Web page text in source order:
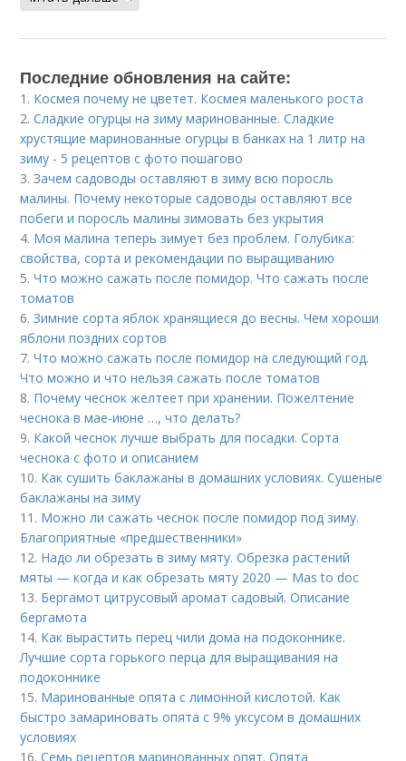
Последние обновления на сайте:
1. Космея почему не цветет. Космея маленького роста
2.Сладкие огурцы на зиму маринованные. Сладкие
хрустящие маринованные огурцы в банках на 1 литр на
зиму - 5 рецептов с фото пошагово
3.Зачем садоводы оставляют в зиму всю поросль
малины. Почему некоторые садоводы оставляют все
побеги и поросль малины зимовать без укрытия
4. Моя малина теперь зимует без проблем. Голубика:
свойства, сорта и рекомендации по выращиванию
5.Что можно сажать после помидор. Что сажать после
томатов
6.Зимние сорта яблок хранящиеся до весны. Чем хороши
яблони поздних сортов
7.Что можно сажать после помидор на следующий год.
Что можно и что нельзя сажать после томатов
8. Почему чеснок желтеет при хранении. Пожелтение
чеснока в мае-июне …, что делать?
9. Какой чеснок лучше выбрать для посадки. Сорта
чеснока с фото и описанием
10. Как сушить баклажаны в домашних условиях. Сушеные
баклажаны на зиму
11. Можно ли сажать чеснок после помидор под зиму.
Благоприятные «предшественники»
12. Надо ли обрезать в зиму мяту. Обрезка растений
мяты — когда и как обрезать мяту 2020 — Mas to doc
13. Бергамот цитрусовый аромат садовый. Описание
бергамота
14. Как вырастить перец чили дома на подоконнике.
Лучшие сорта горького перца для выращивания на
подоконнике
15. Маринованные опята с лимонной кислотой. Как
быстро замариновать опята с 9% уксусом в домашних
условиях
16.Семь рецептов маринованных опят. Опята